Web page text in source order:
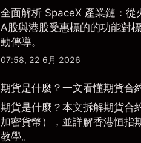
全面解析 SpaceX 產業鏈：從
A股與港股受惠標的的功能對
動傳導。
07:58, 22 6月 2026
期貨是什麼？一文看懂期貨合
期貨是什麼？本文拆解期貨合
加密貨幣），並詳解香港恒指
教學。